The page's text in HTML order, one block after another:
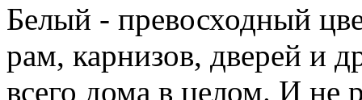
Белый - превосходный
рам, карнизов, дверей и
всего дома в целом. И не